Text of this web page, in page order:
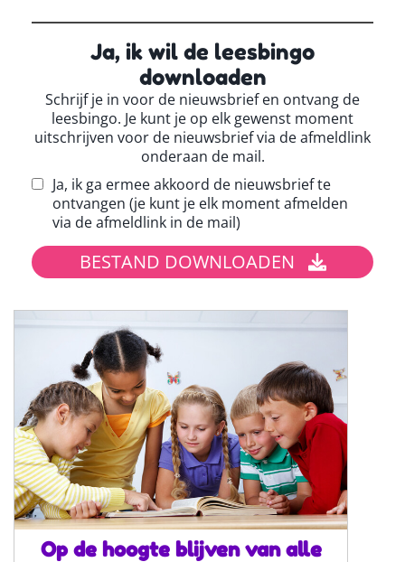
Ja, ik wil de leesbingo
downloaden
Schrijf je in voor de nieuwsbrief en ontvang de
leesbingo. Je kunt je op elk gewenst moment
uitschrijven voor de nieuwsbrief via de afmeldlink
onderaan de mail.
Ja, ik ga ermee akkoord de nieuwsbrief te
ontvangen (je kunt je elk moment afmelden
via de afmeldlink in de mail)
BESTAND DOWNLOADEN
Op de hoogte blijven van alle